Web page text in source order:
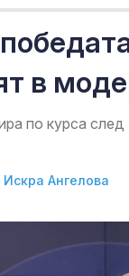
в
по курса
Искра Ангелова